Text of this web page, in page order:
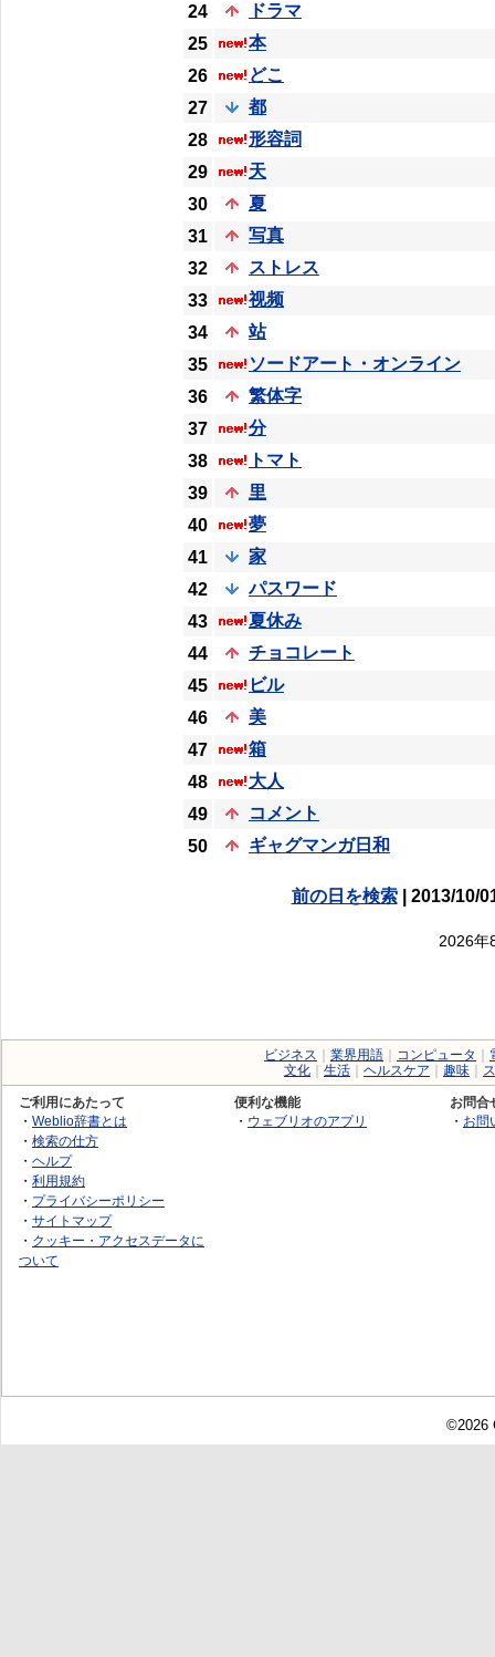
24
ドラマ
25
本
26
どこ
27
都
28
形容詞
29
天
30
夏
31
写真
32
ストレス
33
视频
34
站
35
ソードアート・オンライン
36
繁体字
37
分
38
トマト
39
里
40
夢
41
家
42
パスワード
43
夏休み
44
チョコレート
45
ビル
46
美
47
箱
48
大人
49
コメント
50
ギャグマンガ日和
前の日を検索| 2013/10/
2026年
ビジネス 業界用語 コンピュータ
文化
生活 ヘルスケア 趣味
ご利用にあたって
・ Weblio辞書とは
・ 検索の仕方
・ ヘルプ
・ 利用規約
・ プライバシーポリシー
・ サイトマップ
・ クッキー・アクセスデータに
ついて
便利な機能
・ ウェブリオのアプリ
お問合
・ お問
©2026